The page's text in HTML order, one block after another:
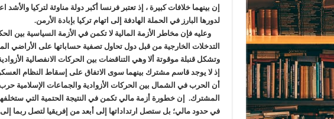
إن بينهما خلافات كبيرة ، إذ تعتبر فرنسا أكبر دولة مناوئة لتركيا والأشد
لدورها البارز في الحملة الهادفة إلى اتهام تركيا بإبادة الأرمن.
وعليه فإن مخاطر الأزمة المالية لا تكمن في الأزمة السياسية بين
التدخلات الخارجية من قبل دول تحاول تصفية حساباتها على الأراضي
وتشكل قنبلة موقوتة ألا وهي التناقضات بين الحركات الانفصالية
إذ لا يوجد قاسم مشترك بينهما سوى الاتفاق على إسقاط النظام
أن الحرب في الشمال بين الحركات الأزوادية والجماعات الإسلامية حرب
المشترك.
إن خطورة أزمة مالي تكمن في النتيجة الحتمية التي
في حدود مالي؛ بل ستصل ارتداداتها إلى أبعد من إفريقيا لتصل ربما إلى